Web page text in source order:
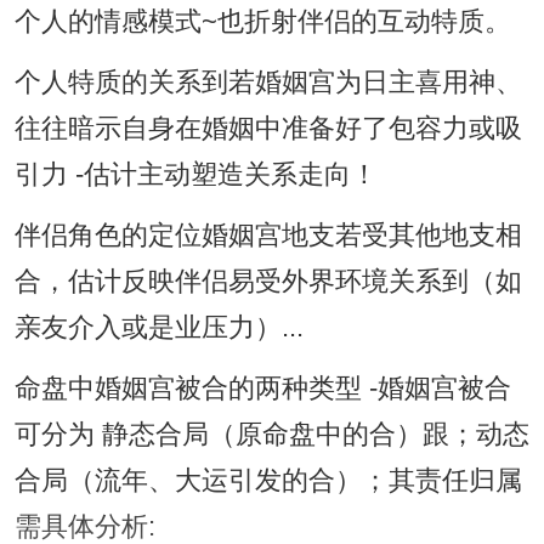
个人的情感模式~也折射伴侣的互动特质。
个人特质的关系到若婚姻宫为日主喜用神、
往往暗示自身在婚姻中准备好了包容力或吸
引力 -估计主动塑造关系走向！
伴侣角色的定位婚姻宫地支若受其他地支相
合，估计反映伴侣易受外界环境关系到（如
亲友介入或是业压力）...
命盘中婚姻宫被合的两种类型 -婚姻宫被合
可分为 静态合局（原命盘中的合）跟；动态
合局（流年、大运引发的合）；其责任归属
需具体分析: